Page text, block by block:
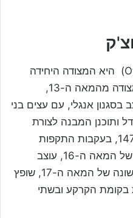
מצודת אוטוצ'ק (Otocec Castle) היא המצודה היחידה
המוקפת מים. זוהי מצודה מהמאה ה-13,
אנגלי, עם עצים בני
במאה ה-14 הוגדל ותוכנן המבנה לצורת
האות L. המבצר חוזק בשנת 1471, בעקבות התקפות
התורכים באזור. במאה השניה של המאה ה-16, עוצב
בסגנון הרנסנס, ובמחצית הראשונה של המאה ה-17, שופץ
בקומת הקרקע ובשתי